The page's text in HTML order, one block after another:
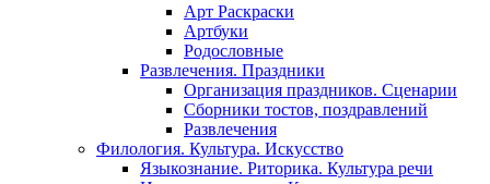
Арт Раскраски
Артбуки
Родословные
Развлечения. Праздники
Организация праздников. Сценарии
Сборники тостов, поздравлений
Развлечения
Филология. Культура. Искусство
Языкознание. Риторика. Культура речи